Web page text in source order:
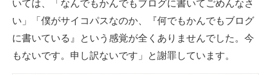
いては、「なんでもかんでもブログに書いてごめんなさ
い」「僕がサイコパスなのか、『何でもかんでもブログ
に書いている』という感覚が全くありませんでした。今
もないです。申し訳ないです」と謝罪しています。